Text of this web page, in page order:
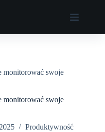
monitorować swoje
monitorować swoje
Produktywność